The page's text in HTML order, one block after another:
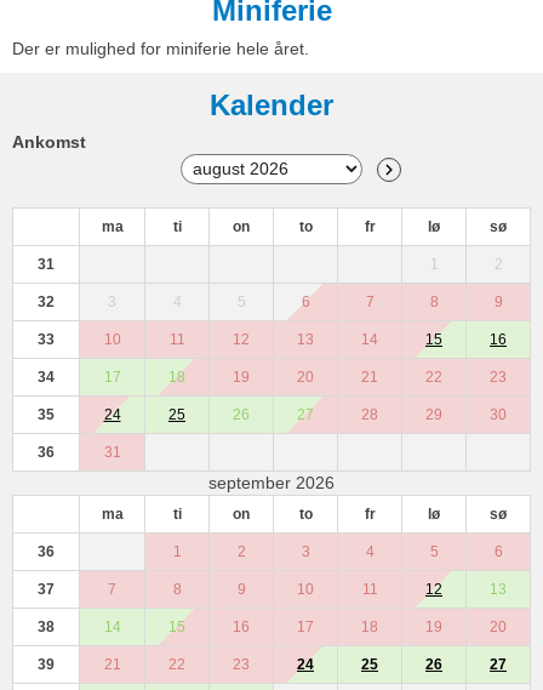
Miniferie
Der er mulighed for miniferie hele året.
Kalender
Ankomst
ma ti on to fr lø sø
31 1 2
32 3 4 5 6 7 8 9
33 10 11 12 13 14 15 16
34 17 18 19 20 21 22 23
35 24 25 26 27 28 29 30
36 31
september 2026
ma ti on to fr lø sø
36 1 2 3 4 5 6
37 7 8 9 10 11 12 13
38 14 15 16 17 18 19 20
39 21 22 23 24 25 26 27